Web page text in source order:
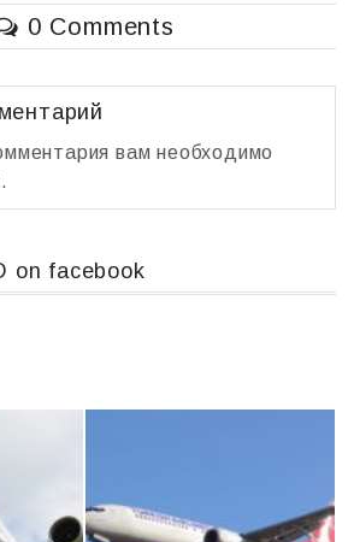
o
k
и
т
0 Comments
вам необходимо
.
on facebook